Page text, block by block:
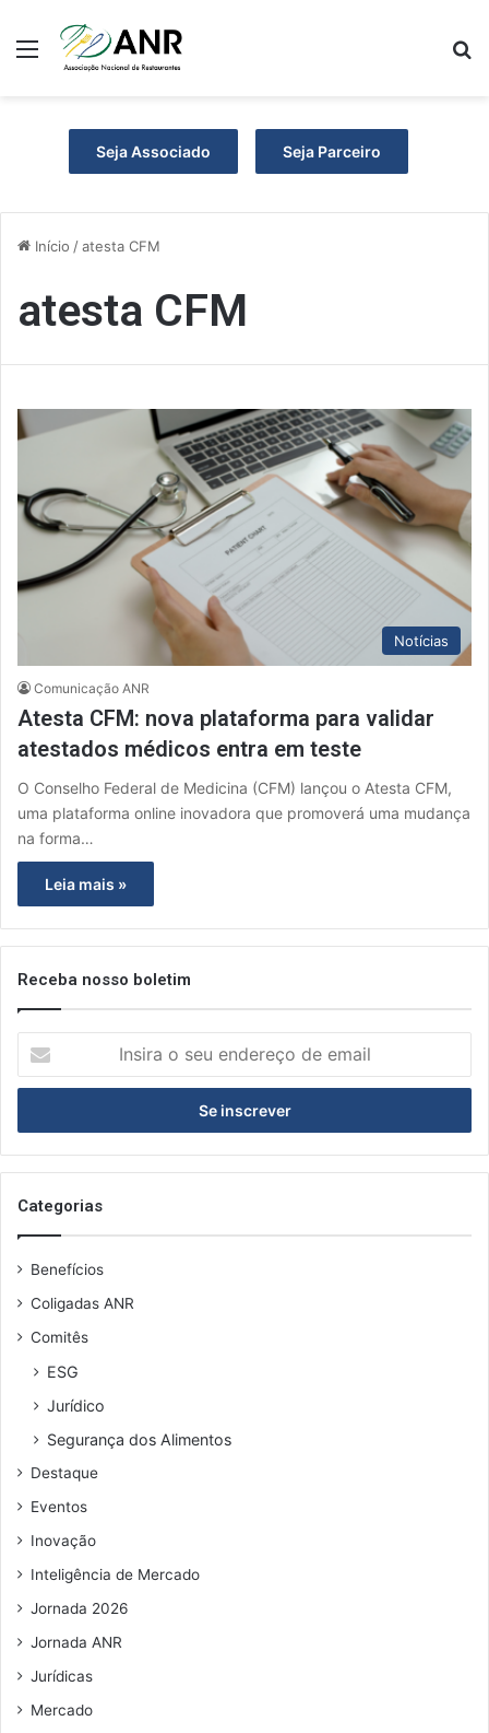
Menu
Seja Associado Seja Parceiro
Início /atesta CFM
atesta CFM
Notícias
Comunicação ANR
Atesta CFM: nova plataforma para validar
atestados médicos entra em teste
O Conselho Federal de Medicina (CFM) lançou o Atesta CFM,
uma plataforma online inovadora que promoverá uma mudança
na forma…
Leia mais »
Receba nosso boletim
s
r
a
s
e
n
e
e
e
a
i
Categorias
Benefícios
Coligadas ANR
Comitês
ESG
Jurídico
Segurança dos Alimentos
Destaque
Eventos
Inovação
Inteligência de Mercado
Jornada 2026
Jornada ANR
Jurídicas
Mercado